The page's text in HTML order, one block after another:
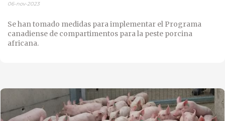
06-nov-2023
Se han tomado medidas para implementar el Programa
canadiense de compartimentos para la peste porcina
africana.